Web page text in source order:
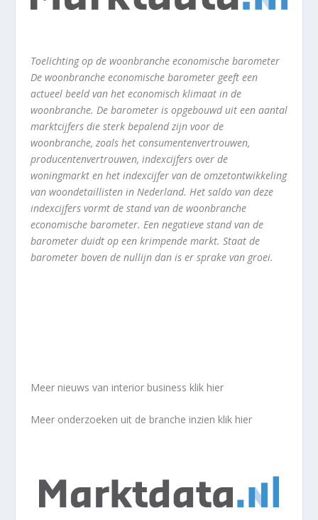
Toelichting op de woonbranche economische barometer
De woonbranche economische barometer geeft een
actueel beeld van het economisch klimaat in de
woonbranche. De barometer is opgebouwd uit een aantal
marktcijfers die sterk bepalend zijn voor de
woonbranche, zoals het consumentenvertrouwen,
producentenvertrouwen, indexcijfers over de
woningmarkt en het indexcijfer van de omzetontwikkeling
van woondetaillisten in Nederland. Het saldo van deze
indexcijfers vormt de stand van de woonbranche
economische barometer. Een negatieve stand van de
barometer duidt op een krimpende markt. Staat de
barometer boven de nullijn dan is er sprake van groei.
Meer nieuws van interior business klik hier
Meer onderzoeken uit de branche inzien klik hier